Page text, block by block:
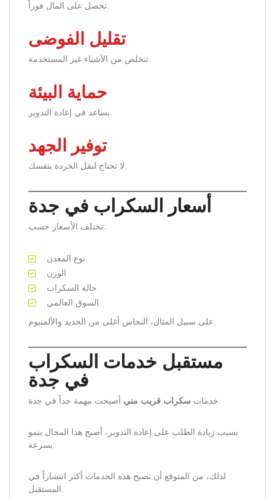
تحصل على المال فوراً.
تقليل الفوضى
تتخلص من الأشياء غير المستخدمة.
حماية البيئة
يساعد في إعادة التدوير.
توفير الجهد
لا تحتاج لنقل الخردة بنفسك.
أسعار السكراب في جدة
تختلف الأسعار حسب:
نوع المعدن
الوزن
حالة السكراب
السوق العالمي
على سبيل المثال، النحاس أغلى من الحديد والألمنيوم.
مستقبل خدمات السكراب
في جدة
خدمات سكراب قريب مني أصبحت مهمة جداً في جدة.
بسبب زيادة الطلب على إعادة التدوير، أصبح هذا المجال ينمو
بسرعة.
لذلك، من المتوقع أن تصبح هذه الخدمات أكثر انتشاراً في
المستقبل.